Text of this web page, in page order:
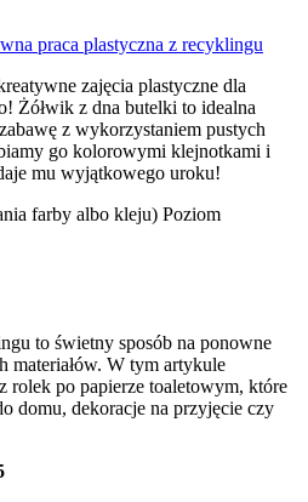
praca plastyczna z recyklingu
zajęcia plastyczne dla
Żółwik z dna butelki to idealna
z wykorzystaniem pustych
go kolorowymi klejnotkami i
mu wyjątkowego uroku!
farby albo kleju) Poziom
to świetny sposób na ponowne
materiałów. W tym artykule
rolek po papierze toaletowym, które
domu, dekoracje na przyjęcie czy